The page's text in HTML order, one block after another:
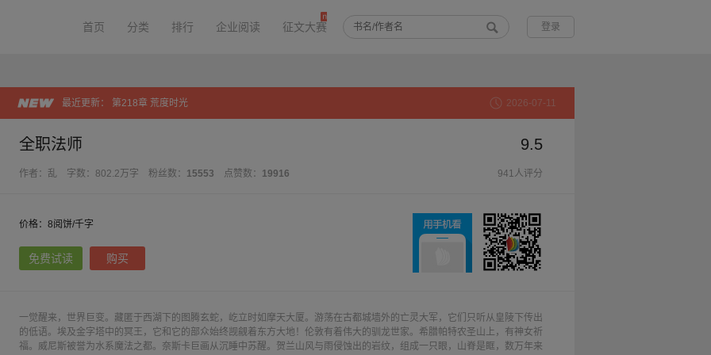
首页 分类 排行 企业阅读 征文大赛 登录
最近更新： 第218章 荒度时光 2026-07-11
全职法师 9.5
作者：乱 字数：802.2万字 粉丝数： 15553 点赞数： 19916 941人评分
价格：8阅饼/千字
免费试读 购买
一觉醒来，世界巨变。藏匿于西湖下的图腾玄蛇，屹立时如摩天大厦。游荡在古都城墙外的亡灵大军，它们只听从皇陵下传出
的低语。埃及金字塔中的冥王，它和它的部众始终觊觎着东方大地！伦敦有着伟大的驯龙世家。希腊帕特农圣山上，有神女祈
福。威尼斯被誉为水系魔法之都。奈斯卡巨画从沉睡中苏醒。贺兰山风与雨侵蚀出的岩纹，组成一只眼，山脊是眶，数万年来